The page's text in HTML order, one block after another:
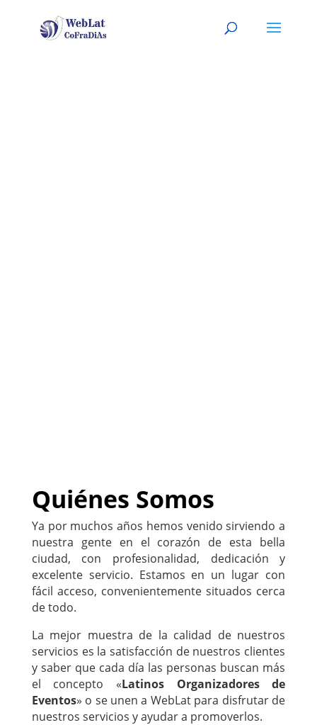
Quiénes Somos
Ya por muchos años hemos venido sirviendo a
nuestra gente en el corazón de esta bella
ciudad, con profesionalidad, dedicación y
excelente servicio. Estamos en un lugar con
fácil acceso, convenientemente situados cerca
de todo.
La mejor muestra de la calidad de nuestros
servicios es la satisfacción de nuestros clientes
y saber que cada día las personas buscan más
el concepto «Latinos Organizadores de
Eventos» o se unen a WebLat para disfrutar de
nuestros servicios y ayudar a promoverlos.